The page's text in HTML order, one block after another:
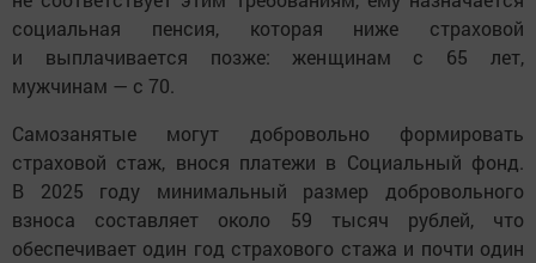
социальная пенсия, которая ниже страховой
и выплачивается позже: женщинам с 65 лет,
мужчинам — с 70.
Самозанятые могут добровольно формировать
страховой стаж, внося платежи в Социальный фонд.
В 2025 году минимальный размер добровольного
взноса составляет около 59 тысяч рублей, что
обеспечивает один год страхового стажа и почти один